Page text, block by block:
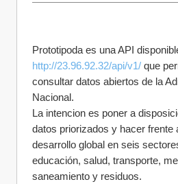
http://23.96.92.32/api/v1/ que
consultar datos abiertos de la
Nacional.
La intencion es poner a
datos priorizados y hacer frente
desarrollo global en seis
educación, salud, transporte,
saneamiento y residuos.